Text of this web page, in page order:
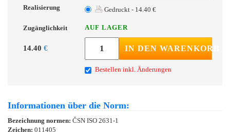
Realisierung
Gedruckt - 14.40 €
Zugänglichkeit AUF LAGER
14.40 € IN DEN WARENKORB
Bestellen inkl. Änderungen
Informationen über die Norm:
Bezeichnung normen: ČSN ISO 2631-1
Zeichen: 011405